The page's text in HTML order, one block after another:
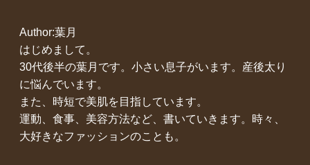
Author:葉月
はじめまして。
30代後半の葉月です。小さい息子がいます。産後太り
に悩んでいます。
また、時短で美肌を目指しています。
運動、食事、美容方法など、書いていきます。時々、
大好きなファッションのことも。